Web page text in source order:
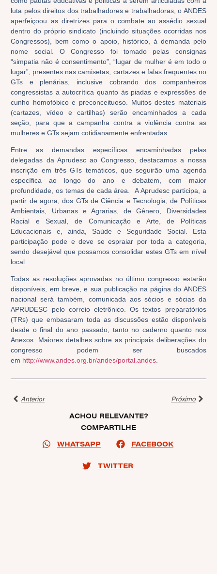
luta pelos direitos dos trabalhadores e trabalhadoras, o ANDES
aperfeiçoou as diretrizes para o combate ao assédio sexual
dentro do próprio sindicato (incluindo situações ocorridas nos
Congressos), bem como o apoio, histórico, à demanda pelo
nome social. O Congresso foi tomado pelas consignas
“simpatia não é consentimento”, “lugar de mulher é em todo o
lugar”, presentes nas camisetas, cartazes e falas frequentes no
GTs e plenárias, inclusive cobrando dos companheiros
congressistas a autocrítica quanto às piadas e expressões de
cunho homofóbico e preconceituoso. Muitos destes materiais
(cartazes, vídeo e cartilhas) serão encaminhados a cada
seção, para que a campanha contra a violência contra as
mulheres e GTs sejam cotidianamente enfrentadas.
Entre as demandas específicas encaminhadas pelas
delegadas da Aprudescao Congresso, destacamos a nossa
inscrição em três GTs temáticos, que seguirão uma agenda
específica ao longo do ano e debatem, com maior
profundidade, os temas de cada área. A Aprudesc participa, a
partir de agora, dos GTs de Ciência e Tecnologia, de Políticas
Ambientais, Urbanas e Agrarias, de Gênero, Diversidades
Racial e Sexual, de Comunicação e Arte, de Políticas
Educacionais e, ainda, Saúde e Seguridade Social. Esta
participação pode e deve se espraiar por toda a categoria,
sendo desejável que possamos consolidar estes GTs em nível
local.
Todas as resoluções aprovadas no último congresso estarão
disponíveis, em breve, e sua publicação na página do ANDES
nacional será também, comunicada aos sócios e sócias da
APRUDESC pelo correio eletrônico. Os textos preparatórios
(TRs) que embasaram toda as discussões estão disponíveis
desde o final do ano passado, tanto no caderno quanto nos
Anexos. Maiores detalhes sobre as principais deliberações do
congresso podem ser buscados
em http://www.andes.org.br/andes/portal.andes.
Anterior
Próximo
ACHOU RELEVANTE?
COMPARTILHE
WHATSAPP
FACEBOOK
TWITTER